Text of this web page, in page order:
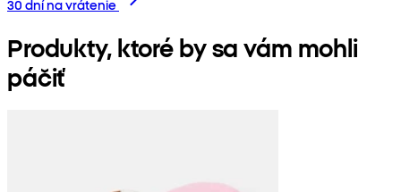
30 dní na vrátenie
Produkty, ktoré by sa vám mohli
páčiť